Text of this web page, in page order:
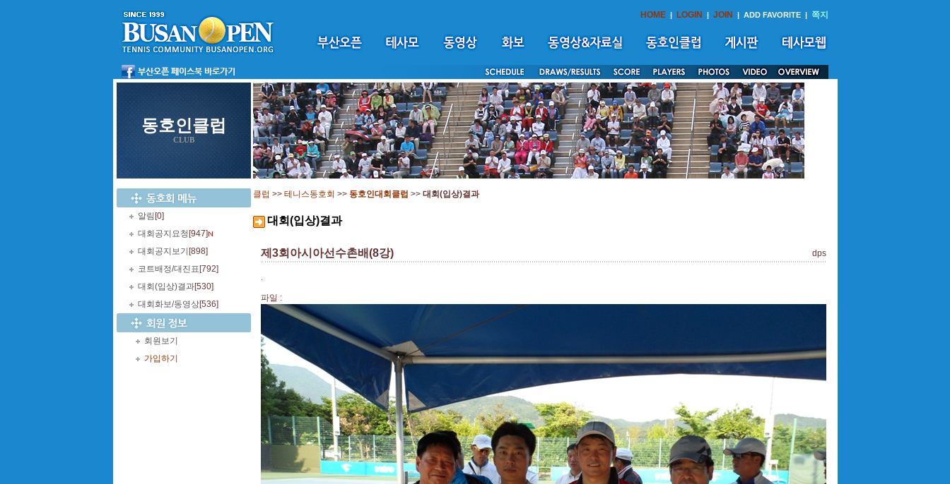
HOME | LOGIN | JOIN | ADD FAVORITE | 쪽지
동호인클럽
CLUB
알림 [0]
대회공지요청 [947]
대회공지보기 [898]
코트배정/대진표 [792]
대회(입상)결과[530]
대회화보/동영상[536]
회원보기
가입하기
클럽 >> 테니스동호회 >> 동호인대회클럽 >> 대회(입상)결과
대회(입상)결과
제3회아시아선수촌배(8강) dps
.
파일 :